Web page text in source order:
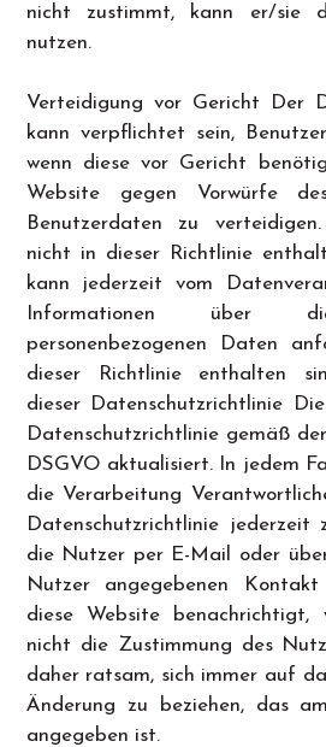
nicht zustimmt, kann er/sie
nutzen.
Verteidigung vor Gericht Der
kann verpflichtet sein,
wenn diese vor Gericht
Website gegen Vorwürfe
Benutzerdaten zu
nicht in dieser Richtlinie
kann jederzeit vom
Informationen über
personenbezogenen Daten
dieser Richtlinie enthalten
dieser Datenschutzrichtlinie
Datenschutzrichtlinie gemäß
DSGVO aktualisiert. In jedem
die Verarbeitung
Datenschutzrichtlinie jederzeit
die Nutzer per E-Mail oder
Nutzer angegebenen
diese Website benachrichtigt,
nicht die Zustimmung des
daher ratsam, sich immer auf
Änderung zu beziehen, das
angegeben ist.